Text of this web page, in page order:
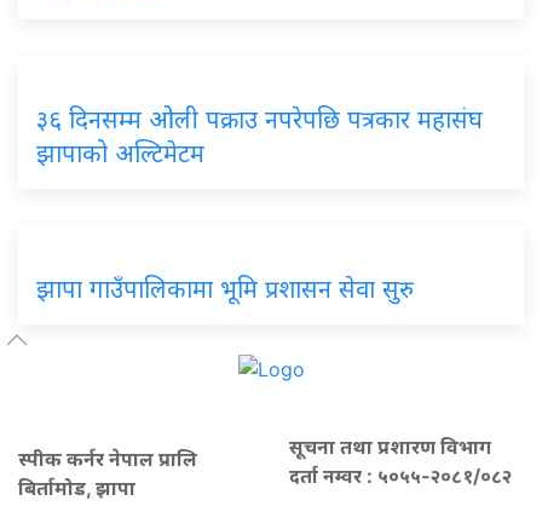
३६ दिनसम्म ओली पक्राउ नपरेपछि पत्रकार महासंघ
झापाको अल्टिमेटम
झापा गाउँपालिकामा भूमि प्रशासन सेवा सुरु
स्पीक कर्नर नेपाल प्रालि
बिर्तामोड, झापा
सूचना तथा प्रशारण विभाग
दर्ता नम्वर : ५०५५-२०८१/०८२